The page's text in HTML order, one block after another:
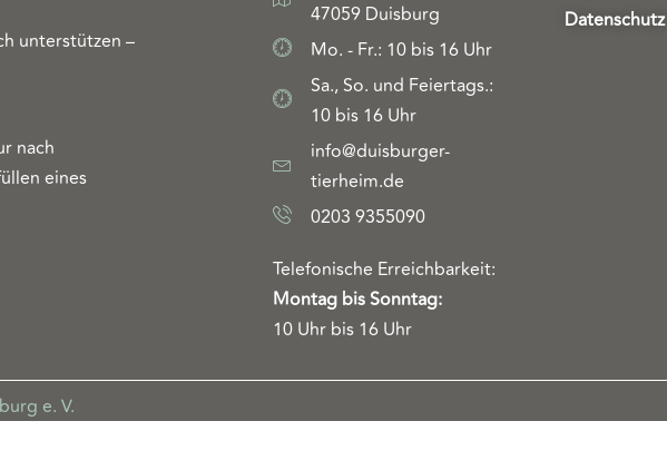
unterstützen –
nach
eines
47059 Duisburg
Mo. - Fr.: 10 bis 16 Uhr
Sa., So. und Feiertags.:
10 bis 16 Uhr
info@duisburger-
tierheim.de
0203 9355090
Telefonische Erreichbarkeit:
Montag bis Sonntag:
10 Uhr bis 16 Uhr
Datenschutz
e. V.